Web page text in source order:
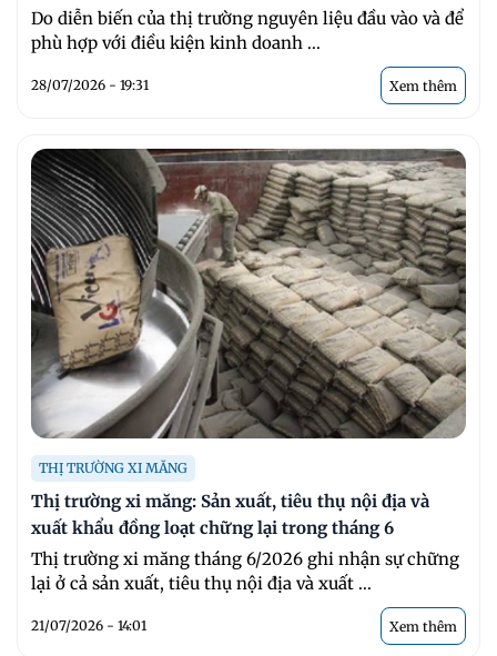
Do diễn biến của thị trường nguyên liệu đầu vào và để
phù hợp với điều kiện kinh doanh ...
28/07/2026 - 19:31 Xem thêm
THỊ TRƯỜNG XI MĂNG
Thị trường xi măng: Sản xuất, tiêu thụ nội địa và
xuất khẩu đồng loạt chững lại trong tháng 6
Thị trường xi măng tháng 6/2026 ghi nhận sự chững
lại ở cả sản xuất, tiêu thụ nội địa và xuất ...
21/07/2026 - 14:01 Xem thêm